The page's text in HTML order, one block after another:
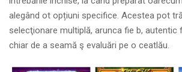
alegând ot opțiuni specifice. Acestea pot
selecţionare multiplă, arunca fie b,
chiar de a seamă ş evaluări pe o ceatlău.